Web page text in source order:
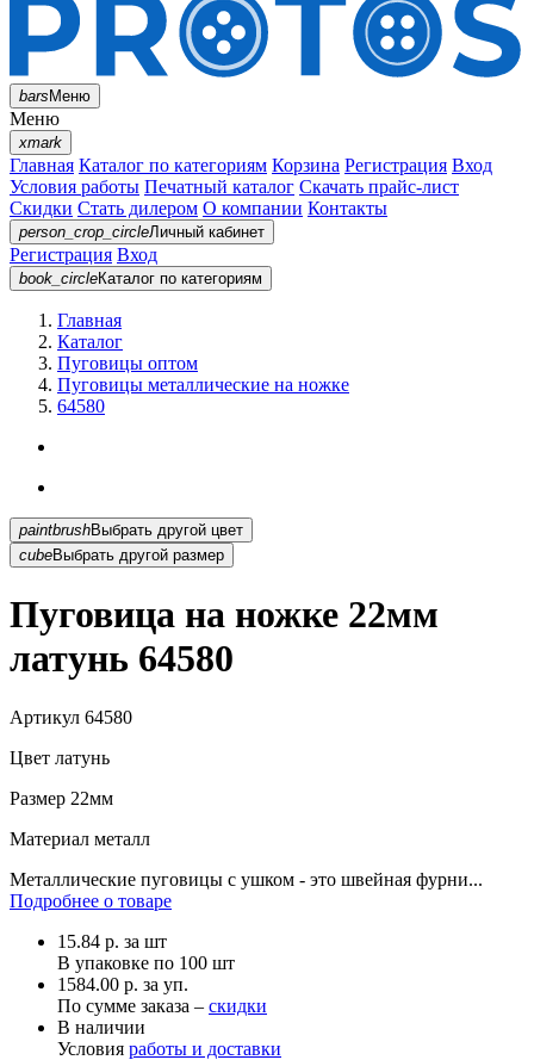
barsМеню
Меню
xmark
Главная Каталог по категориям Корзина Регистрация Вход
Условия работы Печатный каталог Скачать прайс-лист
Скидки Стать дилером О компании Контакты
person_crop_circleЛичный кабинет
Регистрация Вход
book_circleКаталог по категориям
Главная
Каталог
Пуговицы оптом
Пуговицы металлические на ножке
64580
paintbrush
Выбрать другой цвет
cubeВыбрать другой размер
Пуговица на ножке 22мм
латунь 64580
Артикул 64580
Цвет латунь
Размер 22мм
Материал металл
Металлические пуговицы с ушком - это швейная фурни...
Подробнее о товаре
15.84 р. за шт
В упаковке по 100 шт
1584.00 р. за уп.
По сумме заказа – скидки
В наличии
Условия работы и доставки